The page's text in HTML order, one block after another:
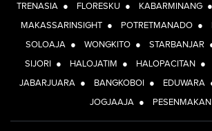
TRENASIA ● FLORESKU ● KABARMINANG ●
MAKASSARINSIGHT ● POTRETMANADO ●
SOLOAJA ● WONGKITO ● STARBANJAR
SIJORI ● HALOJATIM ● HALOPACITAN ●
JABARJUARA ● BANGKOBOI ● EDUWARA
JOGJAAJA ● PESENMAKAN